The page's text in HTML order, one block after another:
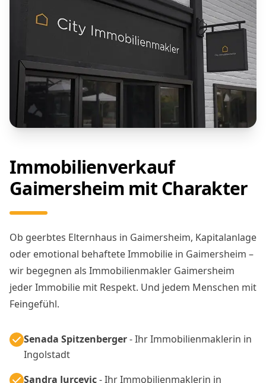
Immobilienverkauf
Gaimersheim mit Charakter
Ob geerbtes Elternhaus in Gaimersheim, Kapitalanlage
oder emotional behaftete Immobilie in Gaimersheim –
wir begegnen als Immobilienmakler Gaimersheim
jeder Immobilie mit Respekt. Und jedem Menschen mit
Feingefühl.
Senada Spitzenberger- Ihr Immobilienmaklerin in
Ingolstadt
Sandra Jurcevic- Ihr Immobilienmaklerin in